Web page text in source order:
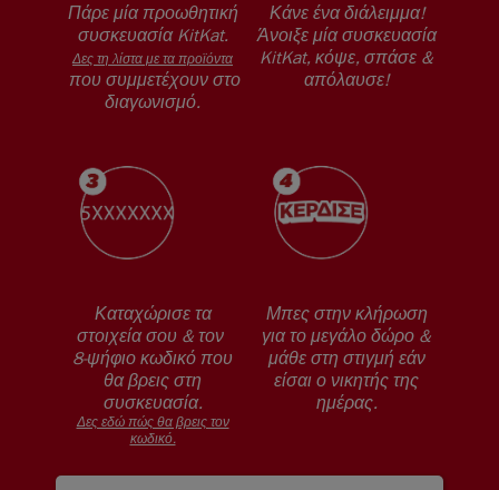
Πάρε μία προωθητική
συσκευασία KitKat.
Δες τη λίστα με τα προϊόντα
που συμμετέχουν στο
διαγωνισμό.
Κάνε ένα διάλειμμα!
Άνοιξε μία συσκευασία
KitKat, κόψε, σπάσε &
απόλαυσε!
Καταχώρισε τα
στοιχεία σου & τον
8-ψήφιο κωδικό που
θα βρεις στη
συσκευασία.
Δες εδώ πώς θα βρεις τον
κωδικό.
Μπες στην κλήρωση
για το μεγάλο δώρο &
μάθε στη στιγμή εάν
είσαι ο νικητής της
ημέρας.